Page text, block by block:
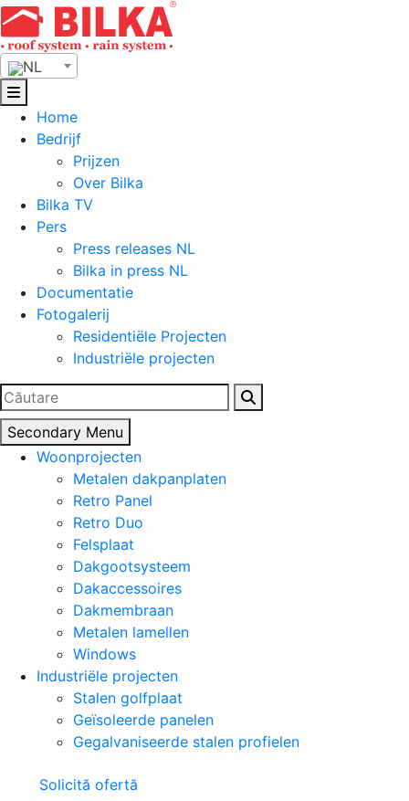
Skip
to
content
NL
Home
Bedrijf
Prijzen
Over Bilka
Bilka TV
Pers
Press releases NL
Bilka in press NL
Documentatie
Fotogalerij
Residentiële Projecten
Industriële projecten
Zoeken
naar:
Secondary Menu
Woonprojecten
Metalen dakpanplaten
Retro Panel
Retro Duo
Felsplaat
Dakgootsysteem
Dakaccessoires
Dakmembraan
Metalen lamellen
Windows
Industriële projecten
Stalen golfplaat
Geïsoleerde panelen
Gegalvaniseerde stalen profielen
Solicită ofertă